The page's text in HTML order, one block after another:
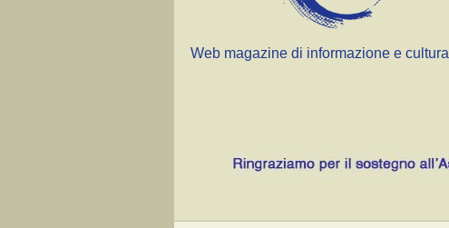
Web magazine di informazione e cultura